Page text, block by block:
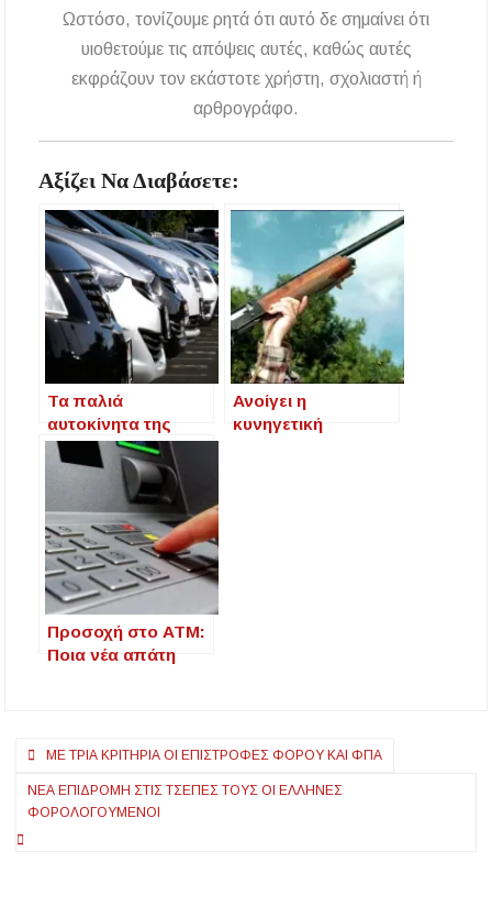
Ωστόσο, τονίζουμε ρητά ότι αυτό δε σημαίνει ότι
υιοθετούμε τις απόψεις αυτές, καθώς αυτές
εκφράζουν τον εκάστοτε χρήστη, σχολιαστή ή
αρθρογράφο.
Αξίζει Να Διαβάσετε:
Τα παλιά
αυτοκίνητα της
Ελλάδας και τα
χαράτσια που
Ανοίγει η
κυνηγετική
Προσοχή στο ΑΤΜ:
Ποια νέα απάτη
Πλοήγηση
άρθρων
ΜΕ ΤΡΊΑ ΚΡΙΤΉΡΙΑ ΟΙ ΕΠΙΣΤΡΟΦΈΣ ΦΌΡΟΥ ΚΑΙ ΦΠΑ
ΝΈΑ ΕΠΙΔΡΟΜΉ ΣΤΙΣ ΤΣΈΠΕΣ ΤΟΥΣ ΟΙ ΈΛΛΗΝΕΣ
ΦΟΡΟΛΟΓΟΎΜΕΝΟΙ